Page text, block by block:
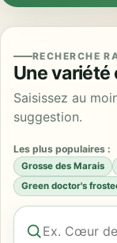
RECHERCHE
Une variété
Saisissez au
suggestion.
Les plus populaires :
Grosse des Marais
Green doctor's